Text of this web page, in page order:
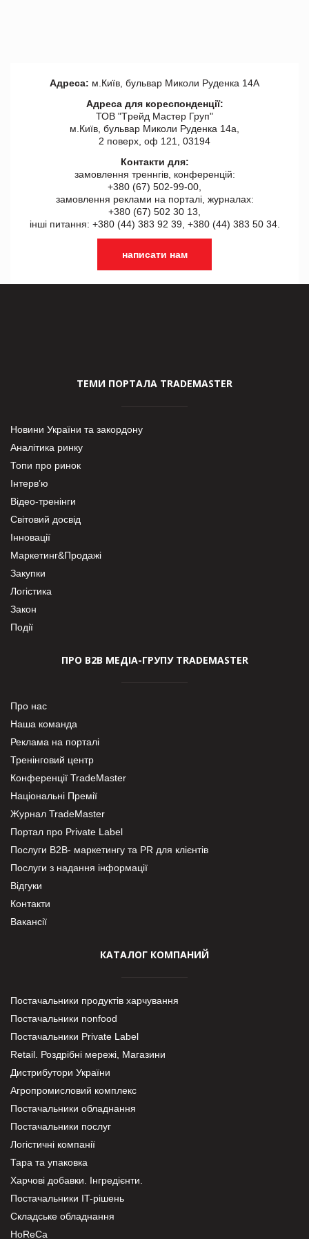
Адреса: м.Київ, бульвар Миколи Руденка 14А
Адреса для кореспонденції:
ТОВ "Tрейд Мастер Груп"
м.Київ, бульвар Миколи Руденка 14а,
2 поверх, оф 121, 03194
Контакти для:
замовлення треннгів, конференцій:
+380 (67) 502-99-00,
замовлення реклами на порталі, журналах:
+380 (67) 502 30 13,
інші питання: +380 (44) 383 92 39, +380 (44) 383 50 34.
написати нам
ТЕМИ ПОРТАЛА TRADEMASTER
Новини України та закордону
Аналітика ринку
Топи про ринок
Інтерв’ю
Відео-тренінги
Світовий досвід
Інновації
Маркетинг&Продажі
Закупки
Логістика
Закон
Події
ПРО В2В МЕДІА-ГРУПУ TRADEMASTER
Про нас
Наша команда
Реклама на порталі
Тренінговий центр
Конференції TradeMaster
Національні Премії
Журнал TradeMaster
Портал про Private Label
Послуги В2В- маркетингу та PR для клієнтів
Послуги з надання інформації
Відгуки
Контакти
Вакансії
КАТАЛОГ КОМПАНИЙ
Постачальники продуктів харчування
Постачальники nonfood
Постачальники Private Label
Retail. Роздрібні мережі, Магазини
Дистрибутори України
Агропромисловий комплекс
Постачальники обладнання
Постачальники послуг
Логістичні компанії
Тара та упаковка
Харчові добавки. Інгредієнти.
Постачальники IT-рішень
Складське обладнання
HoReCa